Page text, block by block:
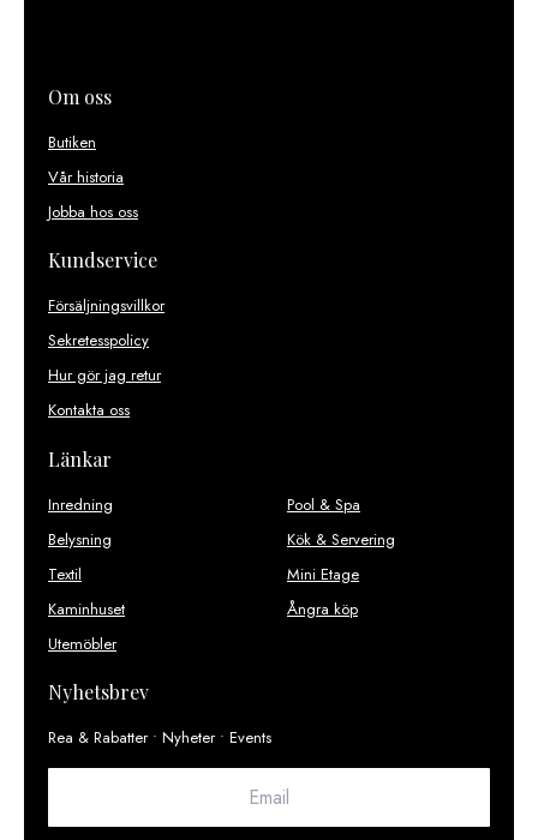
Om oss
Butiken
Vår historia
Jobba hos oss
Kundservice
Försäljningsvillkor
Sekretesspolicy
Hur gör jag retur
Kontakta oss
Länkar
Inredning
Belysning
Textil
Kaminhuset
Utemöbler
Pool & Spa
Kök & Servering
Mini Etage
Ångra köp
Nyhetsbrev
Rea & Rabatter • Nyheter • Events